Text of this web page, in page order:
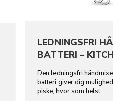
LEDNINGSFRI
BATTERI –
Den ledningsfri
batteri giver dig
piske, hvor som helst.